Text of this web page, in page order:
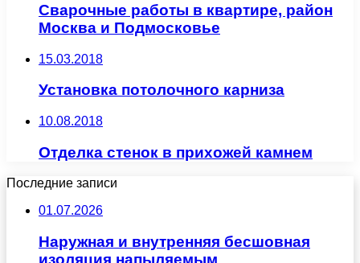
Сварочные работы в квартире, район
Москва и Подмосковье
15.03.2018
Установка потолочного карниза
10.08.2018
Отделка стенок в прихожей камнем
Последние записи
01.07.2026
Наружная и внутренняя бесшовная
изоляция напыляемым